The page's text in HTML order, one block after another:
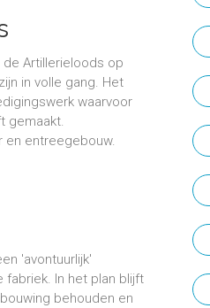
Artillerieloods op
in volle gang. Het
waarvoor
gemaakt.
entreegebouw.
'avontuurlijk'
fabriek. In het plan blijft
behouden en